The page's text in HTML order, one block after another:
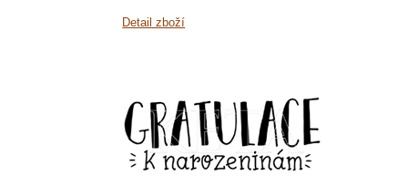
Detail zboží